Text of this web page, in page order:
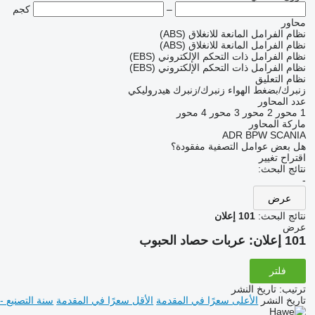
–
كجم
محاور
نظام الفرامل المانعة للانغلاق (ABS)
نظام الفرامل المانعة للانغلاق (ABS)
نظام الفرامل ذات التحكم الإلكتروني (EBS)
نظام الفرامل ذات التحكم الإلكتروني (EBS)
نظام التعليق
زنبرك/بضغط الهواء زنبرك/زنبرك هيدروليكي
عدد المحاور
1 محور
2 محور 3 محور
4 محور
ماركة المحاور
ADR BPW SCANIA
هل بعض عوامل التصفية مفقودة؟
اقتراح تغيير
نتائج البحث:
-
عرض
نتائج البحث: 101 إعلان
عرض
101 إعلان: عربات حصاد الحبوب
فلتر
ترتيب: تاريخ النشر
تاريخ النشر الأعلى سعرًا في المقدمة الأقل سعرًا في المقدمة سنة التصنيع